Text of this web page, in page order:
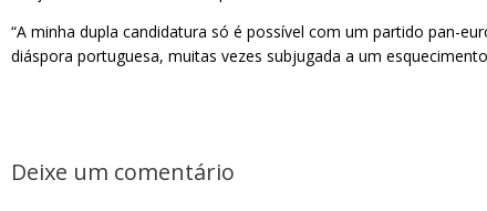
“A minha dupla candidatura só é possível com um partido pan-
diáspora portuguesa, muitas vezes subjugada a um
Deixe um comentário